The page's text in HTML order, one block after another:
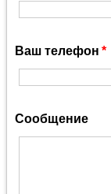
Ваш телефон
Сообщение